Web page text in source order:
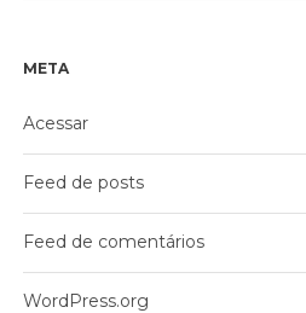
META
Acessar
Feed de posts
Feed de comentários
WordPress.org